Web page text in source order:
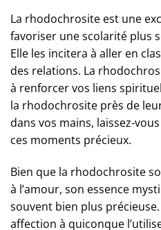
La rhodochrosite est une
favoriser une scolarité plus
Elle les incitera à aller en
des relations. La
à renforcer vos liens
la rhodochrosite près de
dans vos mains, laissez-
ces moments précieux.
Bien que la rhodochrosite
à l’amour, son essence
souvent bien plus
affection à quiconque